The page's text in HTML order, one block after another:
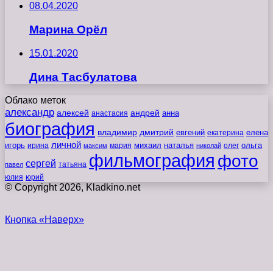
08.04.2020
Марина Орёл
15.01.2020
Дина Тасбулатова
Облако меток
александр алексей анастасия андрей анна
биография владимир дмитрий евгений екатерина елена
игорь ирина личной максим мария михаил наталья николай олег ольга
павел сергей татьяна фильмография фото
юлия юрий
© Copyright 2026, Kladkino.net
Кнопка «Наверх»